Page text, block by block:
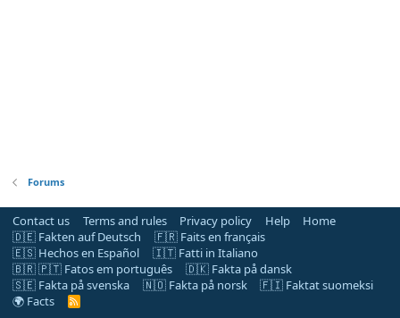
Forums
Contact us Terms and rules Privacy policy Help
Home
🇩🇪 Fakten auf Deutsch
🇫🇷 Faits en français
🇪🇸 Hechos en Español
🇮🇹 Fatti in Italiano
🇧🇷 🇵🇹 Fatos em português
🇩🇰 Fakta på dansk
🇸🇪 Fakta på svenska
🇳🇴 Fakta på norsk
🇫🇮 Faktat suomeksi
🌍 Facts
R